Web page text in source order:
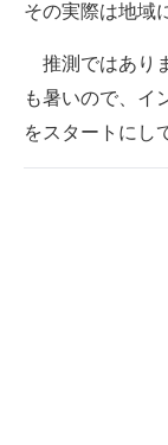
その実際は地域
推測ではあり
も暑いので、イ
をスタートにし